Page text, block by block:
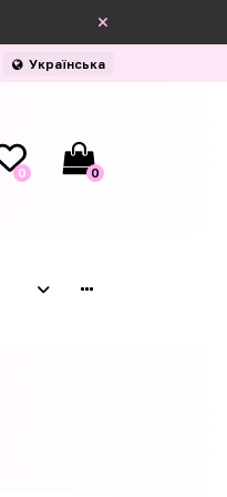
Українська
0 0